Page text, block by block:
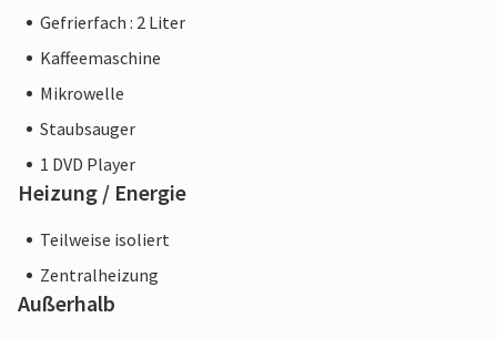
Gefrierfach : 2 Liter
Kaffeemaschine
Mikrowelle
Staubsauger
1 DVD Player
Heizung / Energie
Teilweise isoliert
Zentralheizung
Außerhalb